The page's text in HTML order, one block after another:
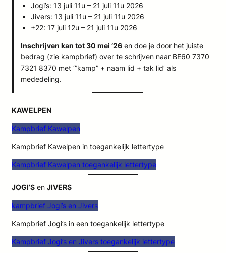
Jogi’s: 13 juli 11u – 21 juli 11u 2026
Jivers: 13 juli 11u – 21 juli 11u 2026
+22: 17 juli 12u – 21 juli 11u 2026
Inschrijven kan tot 30 mei ’26en doe je door het juiste
bedrag (zie kampbrief) over te schrijven naar BE60 7370
7321 8370 met ‘”kamp” + naam lid + tak lid’ als
mededeling.
KAWELPEN
Kampbrief Kawelpen
Kampbrief Kawelpen in toegankelijk lettertype
Kampbrief Kawelpen toegankelijk lettertype
JOGI’S en JIVERS
kampbrief Jogi’s en Jivers
Kampbrief Jogi’s in een toegankelijk lettertype
Kampbrief Jogi’s en Jivers toegankelijk lettertype